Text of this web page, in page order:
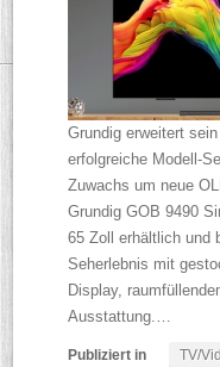
Grundig erweitert
erfolgreiche Modell-
Zuwachs um neue
Grundig GOB 9490
65 Zoll erhältlich und
Seherlebnis mit
Display,
Ausstattung.…
Publiziert in TV/